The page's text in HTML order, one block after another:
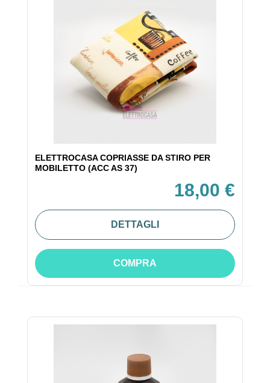
ELETTROCASA COPRIASSE DA STIRO PER
MOBILETTO (ACC AS 37)
18,00 €
DETTAGLI
COMPRA